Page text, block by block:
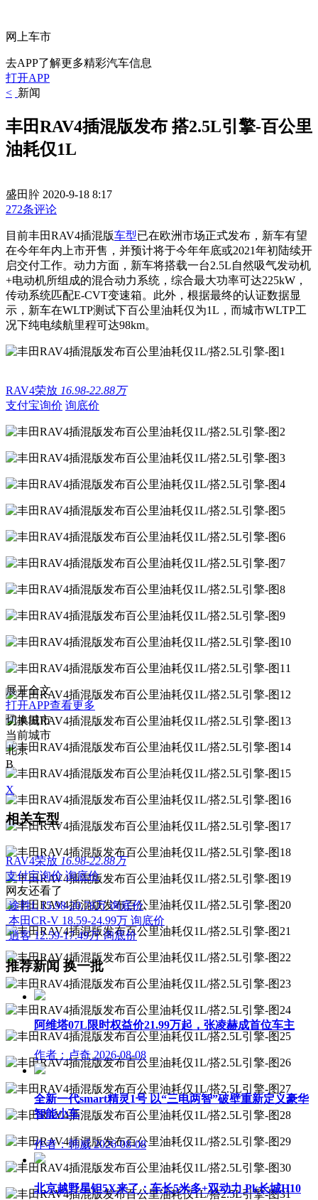
网上车市
去APP了解更多精彩汽车信息
打开APP
< 新闻
丰田RAV4插混版发布 搭2.5L引擎-百公里
油耗仅1L
盛田肸 2020-9-18 8:17
272条评论
目前丰田RAV4插混版车型已在欧洲市场正式发布，新车有望
在今年年内上市开售，并预计将于今年年底或2021年初陆续开
启交付工作。动力方面，新车将搭载一台2.5L自然吸气发动机
+电动机所组成的混合动力系统，综合最大功率可达225kW，
传动系统匹配E-CVT变速箱。此外，根据最终的认证数据显
示，新车在WLTP测试下百公里油耗仅为1L，而城市WLTP工
况下纯电续航里程可达98km。
RAV4荣放 16.98-22.88万
支付宝询价 询底价
展开全文
打开APP查看更多
切换城市
当前城市
北京
B
X
相关车型
RAV4荣放 16.98-22.88万
支付宝询价 询底价
网友还看了
途胜L 15.98-20.78万 询底价
本田CR-V 18.59-24.99万 询底价
逍客 12.59-17.49万 询底价
推荐新闻 换一批
阿维塔07L限时权益价21.99万起，张凌赫成首位车主
作者：卢奇 2026-08-08
全新一代smart精灵1号 以“三电两智”破壁重新定义豪华
智能小车
作者：韩威 2026-08-08
北京越野星钽5X来了：车长5米多+双动力 Pk长城H10